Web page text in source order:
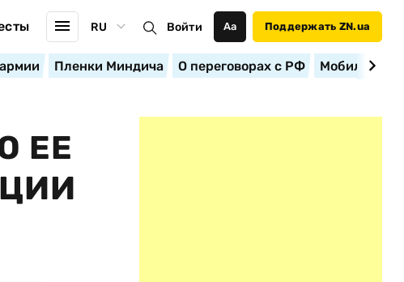
RU Войти Аа Поддержать ZN.ua
Пленки Миндича О переговорах с РФ
ЕЕ